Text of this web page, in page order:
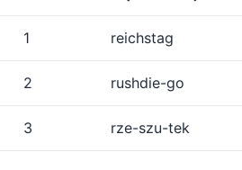
1 reichstag
2 rushdie-go
3 rze-szu-tek